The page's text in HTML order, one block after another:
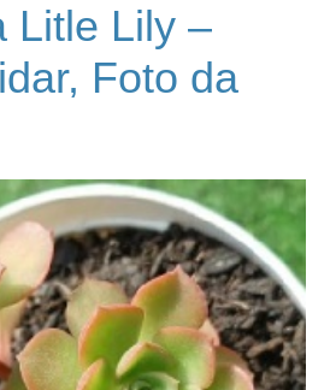
Litle Lily –
Foto da